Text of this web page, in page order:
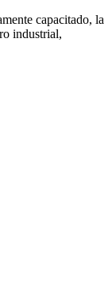
capacitado, la
industrial,